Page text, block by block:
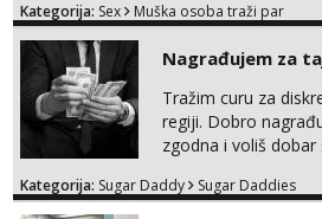
plaži na noćno
Kategorija: Sex Muška osoba traži par
Nagrađujem za
Tražim curu za
regiji. Dobro
zgodna i voliš dobar
kosu - se dobro
Kategorija: Sugar Daddy Sugar Daddies